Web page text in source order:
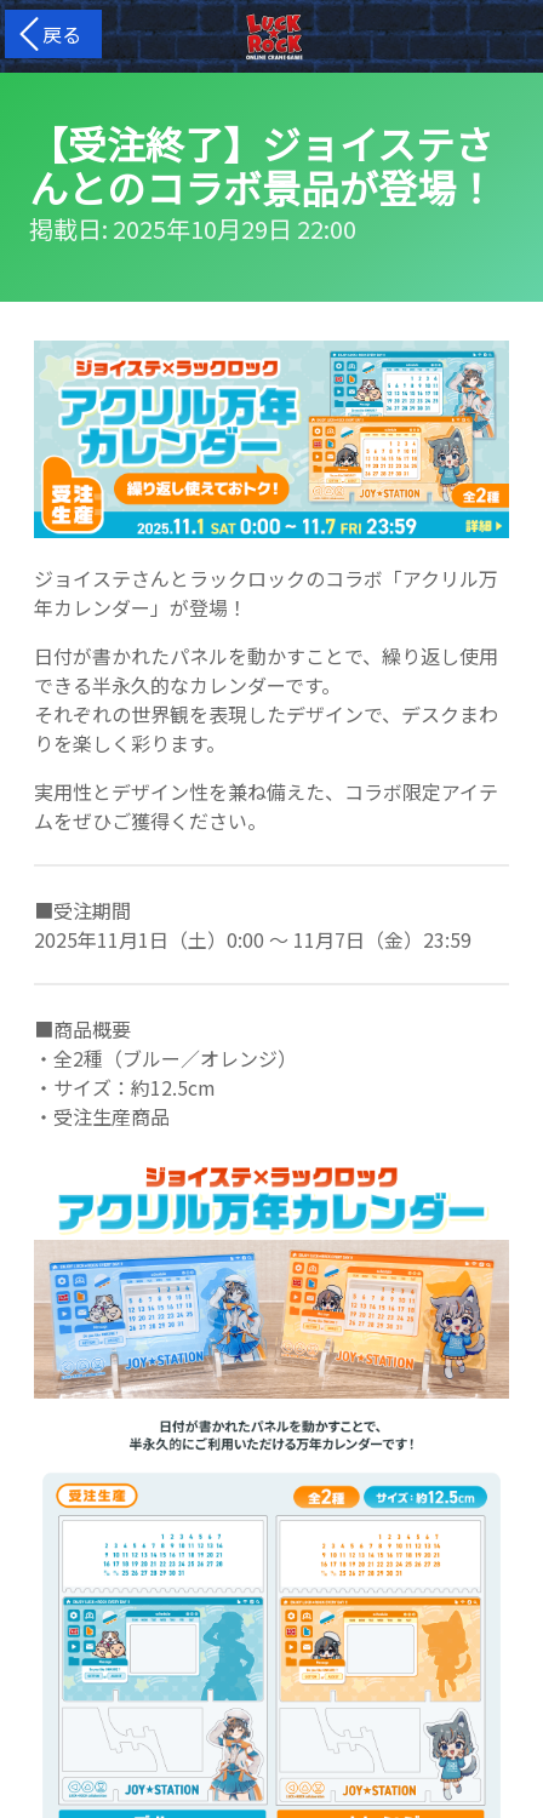
戻る
【受注終了】ジョイステさ
んとのコラボ景品が登場！
掲載日: 2025年10月29日 22:00
ジョイステさんとラックロックのコラボ「アクリル万
年カレンダー」が登場！
日付が書かれたパネルを動かすことで、繰り返し使用
できる半永久的なカレンダーです。
それぞれの世界観を表現したデザインで、デスクまわ
りを楽しく彩ります。
実用性とデザイン性を兼ね備えた、コラボ限定アイテ
ムをぜひご獲得ください。
■受注期間
2025年11月1日（土）0:00 ～ 11月7日（金）23:59
■商品概要
・全2種（ブルー／オレンジ）
・サイズ：約12.5cm
・受注生産商品